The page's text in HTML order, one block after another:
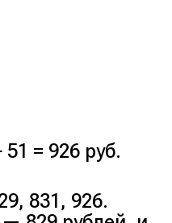
51 = 926 руб.
831, 926.